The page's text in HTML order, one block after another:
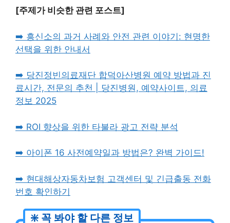
[주제가 비슷한 관련 포스트]
➡️ 흥신소의 과거 사례와 안전 관련 이야기: 현명한
선택을 위한 안내서
➡️ 당진정빈의료재단 합덕아산병원 예약 방법과 진
료시간, 전문의 추천 | 당진병원, 예약사이트, 의료
정보 2025
➡️ ROI 향상을 위한 타불라 광고 전략 분석
➡️ 아이폰 16 사전예약일과 방법은? 완벽 가이드!
➡️ 현대해상자동차보험 고객센터 및 긴급출동 전화
번호 확인하기